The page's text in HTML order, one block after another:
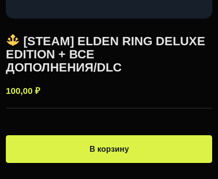
[STEAM] ELDEN RING DELUXE
EDITION + ВСЕ
ДОПОЛНЕНИЯ/DLC
100,00 ₽
В корзину